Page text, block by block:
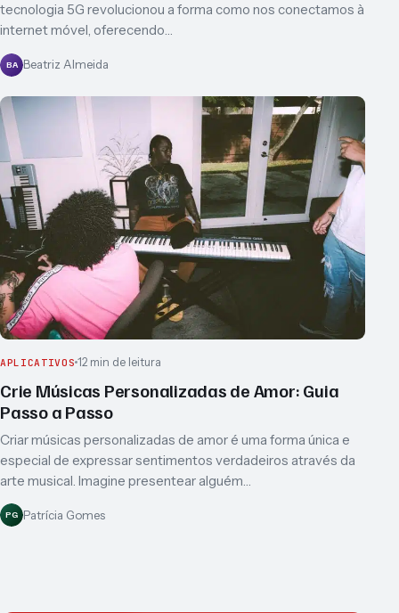
tecnologia 5G revolucionou a forma como nos conectamos à
internet móvel, oferecendo…
BA Beatriz Almeida
APLICATIVOS 12 min de leitura
Crie Músicas Personalizadas de Amor: Guia
Passo a Passo
Criar músicas personalizadas de amor é uma forma única e
especial de expressar sentimentos verdadeiros através da
arte musical. Imagine presentear alguém…
PG Patrícia Gomes